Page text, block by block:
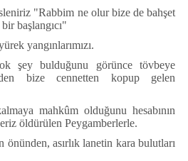
"Rabbim ne olur bize de bahşet
başlangıcı"
ürek yangınlarımızı.
şey bulduğunu görünce tövbeye
bize cennetten kopup gelen
mahkûm olduğunu hesabının
öldürülen Peygamberlerle.
önünden, asırlık lanetin kara bulutları